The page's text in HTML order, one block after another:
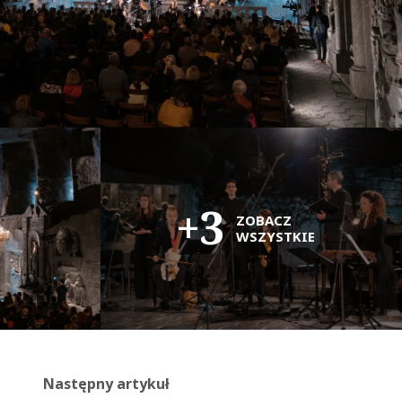
+3 ZOBACZ
WSZYSTKIE
Następny artykuł